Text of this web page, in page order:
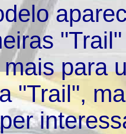
para
"Trail",